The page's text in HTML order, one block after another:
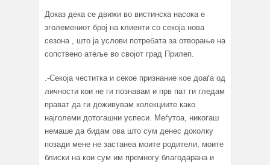
Доказ дека се движи во вистинска насока е
зголемениот број на клиенти со секоја нова
сезона , што ја услови потребата за отворање на
сопствено атеље во својот град Прилеп.
.-Секоја честитка и секое признание кое доаѓа од
личности кои не ги познавам и прв пат ги гледам
прават да ги доживувам колекциите како
најголеми дотогашни успеси. Меѓутоа, никогаш
немаше да бидам ова што сум денес доколку
позади мене не застанеа моите родители, моите
блиски на кои сум им премногу благодарана и